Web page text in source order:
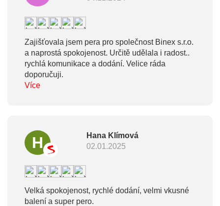
Zajišťovala jsem pera pro společnost Binex s.r.o.
a naprostá spokojenost. Určitě udělala i radost..
rychlá komunikace a dodání. Velice ráda
doporučuji.
Více
H
Hana Klímová
02.01.2025
Velká spokojenost, rychlé dodání, velmi vkusné
balení a super pero.